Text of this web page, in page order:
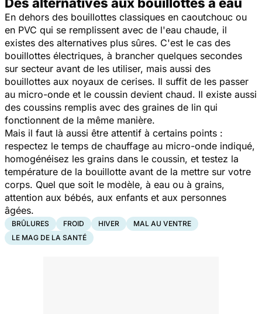
En dehors des bouillottes classiques en caoutchouc ou
en PVC qui se remplissent avec de l'eau chaude, il
existes des alternatives plus sûres. C'est le cas des
bouillottes électriques, à brancher quelques secondes
sur secteur avant de les utiliser, mais aussi des
bouillottes aux noyaux de cerises. Il suffit de les passer
au micro-onde et le coussin devient chaud. Il existe aussi
des coussins remplis avec des graines de lin qui
fonctionnent de la même manière.
Mais il faut là aussi être attentif à certains points :
respectez le temps de chauffage au micro-onde indiqué,
homogénéisez les grains dans le coussin, et testez la
température de la bouillotte avant de la mettre sur votre
corps. Quel que soit le modèle, à eau ou à grains,
attention aux bébés, aux enfants et aux personnes
âgées.
BRÛLURES FROID HIVER
MAL AU VENTRE
LE MAG DE LA SANTÉ